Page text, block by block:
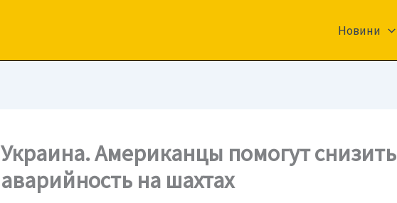
Новини
Украина. Американцы помогут снизить
аварийность на шахтах